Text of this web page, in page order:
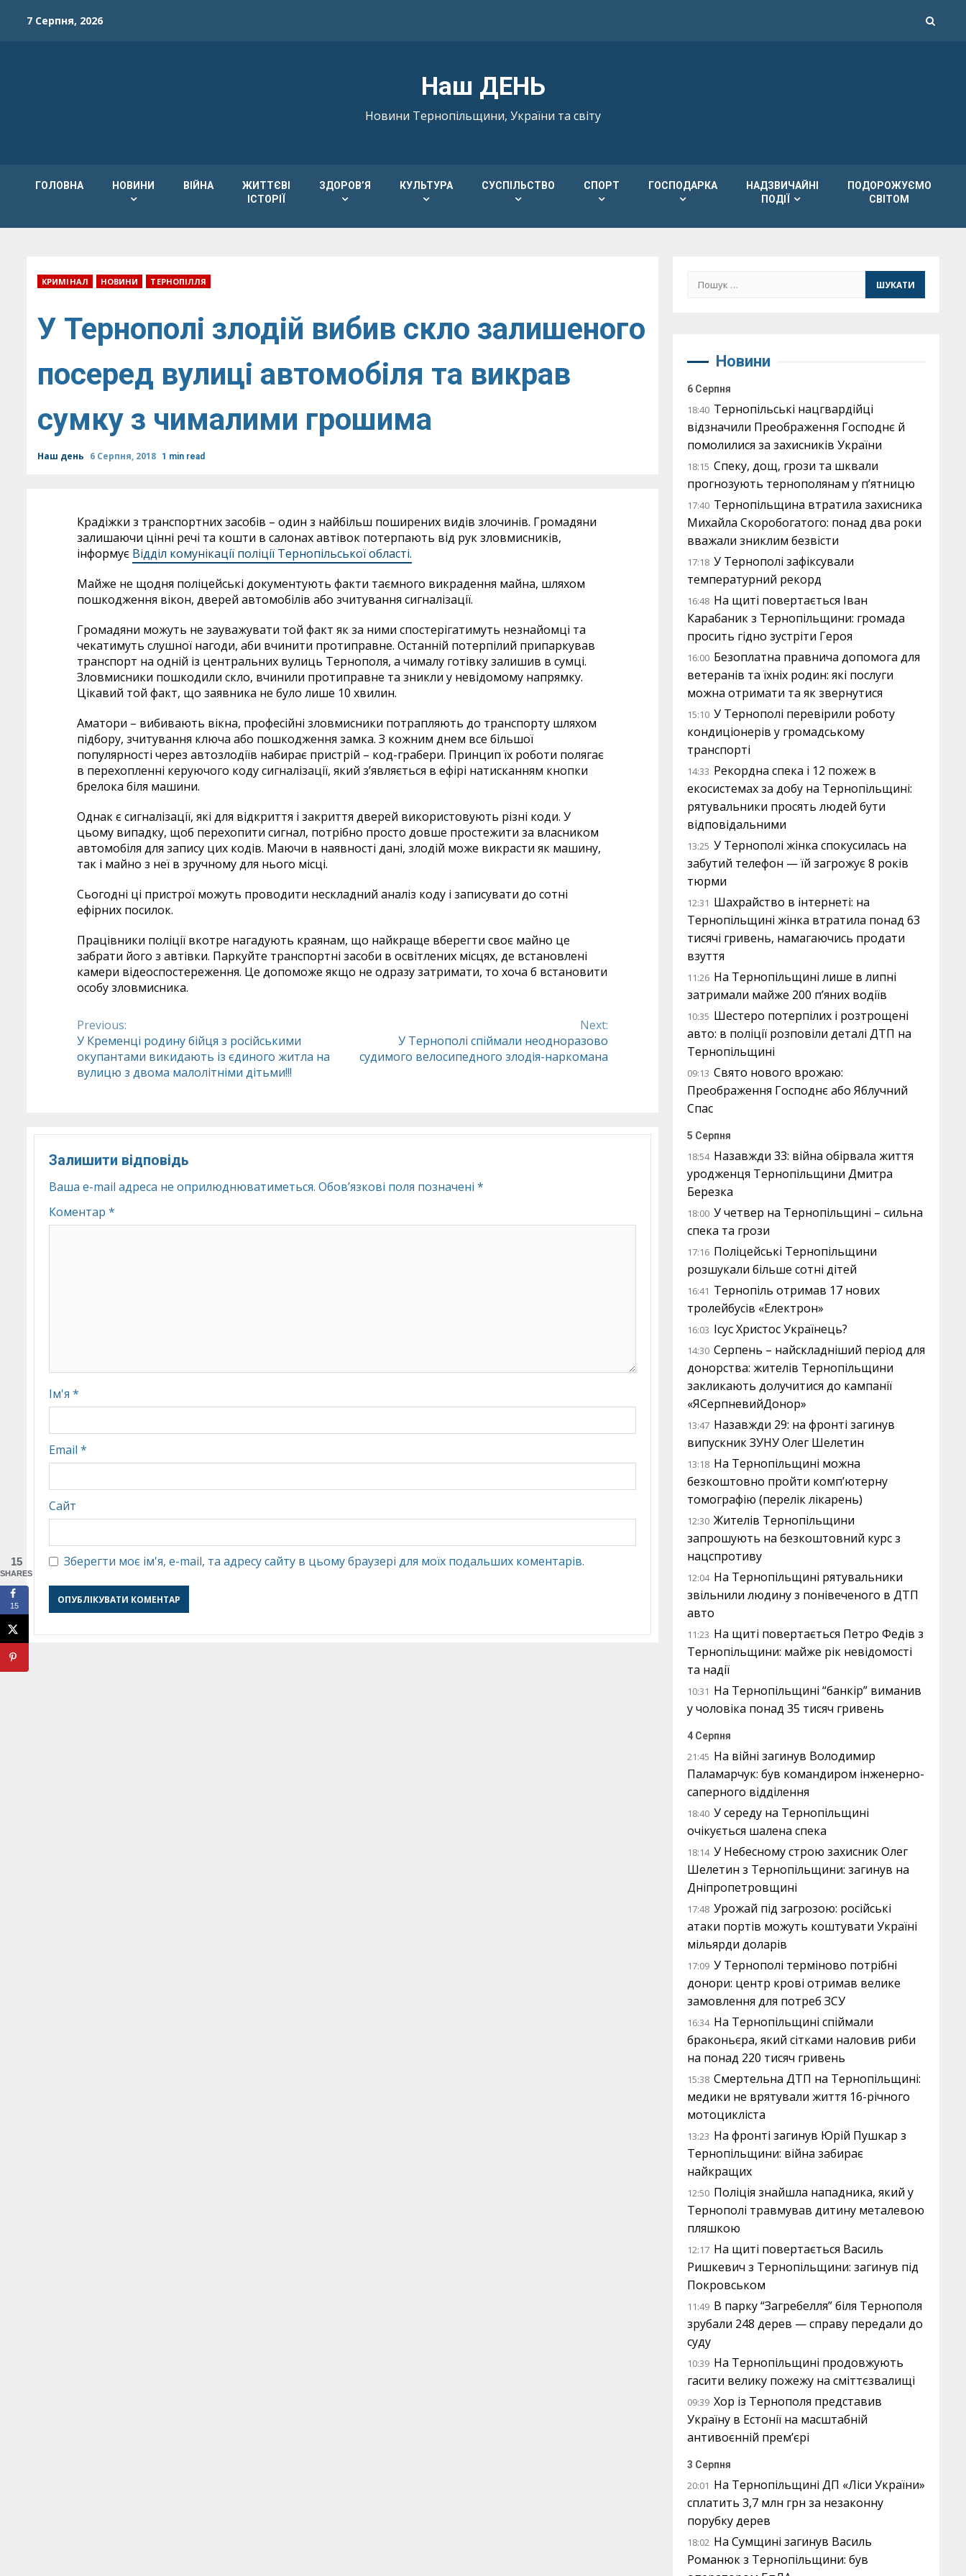
7 Серпня, 2026
Наш ДЕНЬ
Новини Тернопільщини, України та світу
ГОЛОВНА НОВИНИ ВІЙНА
ЖИТТЄВІ
ІСТОРІЇ
ЗДОРОВ’Я КУЛЬТУРА СУСПІЛЬСТВО СПОРТ ГОСПОДАРКА
НАДЗВИЧАЙНІ
ПОДІЇ
ПОДОРОЖУЄМО
СВІТОМ
КРИМІНАЛ НОВИНИ ТЕРНОПІЛЛЯ
У Тернополі злодій вибив скло залишеного
посеред вулиці автомобіля та викрав
сумку з чималими грошима
Наш день 6 Серпня, 2018 1 min read
Крадіжки з транспортних засобів – один з найбільш поширених видів злочинів. Громадяни
залишаючи цінні речі та кошти в салонах автівок потерпають від рук зловмисників,
інформує Відділ комунікації поліції Тернопільської області.
Майже не щодня поліцейські документують факти таємного викрадення майна, шляхом
пошкодження вікон, дверей автомобілів або зчитування сигналізації.
Громадяни можуть не зауважувати той факт як за ними спостерігатимуть незнайомці та
чекатимуть слушної нагоди, аби вчинити протиправне. Останній потерпілий припаркував
транспорт на одній із центральних вулиць Тернополя, а чималу готівку залишив в сумці.
Зловмисники пошкодили скло, вчинили протиправне та зникли у невідомому напрямку.
Цікавий той факт, що заявника не було лише 10 хвилин.
Аматори – вибивають вікна, професійні зловмисники потрапляють до транспорту шляхом
підбору, зчитування ключа або пошкодження замка. З кожним днем все більшої
популярності через автозлодіїв набирає пристрій – код-грабери. Принцип їх роботи полягає
в перехопленні керуючого коду сигналізації, який з’являється в ефірі натисканням кнопки
брелока біля машини.
Однак є сигналізації, які для відкриття і закриття дверей використовують різні коди. У
цьому випадку, щоб перехопити сигнал, потрібно просто довше простежити за власником
автомобіля для запису цих кодів. Маючи в наявності дані, злодій може викрасти як машину,
так і майно з неї в зручному для нього місці.
Сьогодні ці пристрої можуть проводити нескладний аналіз коду і записувати до сотні
ефірних посилок.
Працівники поліції вкотре нагадують краянам, що найкраще вберегти своє майно це
забрати його з автівки. Паркуйте транспортні засоби в освітлених місцях, де встановлені
камери відеоспостереження. Це допоможе якщо не одразу затримати, то хоча б встановити
особу зловмисника.
Continue
Reading
Previous:
У Кременці родину бійця з російськими
окупантами викидають із єдиного житла на
вулицю з двома малолітніми дітьми!!!
Next:
У Тернополі спіймали неодноразово
судимого велосипедного злодія-наркомана
Залишити відповідь
Ваша e-mail адреса не оприлюднюватиметься. Обов’язкові поля позначені *
Коментар *
Ім'я *
Email *
Сайт
Зберегти моє ім'я, e-mail, та адресу сайту в цьому браузері для моїх подальших коментарів.
Пошук:
Новини
6 Серпня
18:40 Тернопільські нацгвардійці
відзначили Преображення Господнє й
помолилися за захисників України
18:15 Спеку, дощ, грози та шквали
прогнозують тернополянам у п’ятницю
17:40 Тернопільщина втратила захисника
Михайла Скоробогатого: понад два роки
вважали зниклим безвісти
17:18 У Тернополі зафіксували
температурний рекорд
16:48 На щиті повертається Іван
Карабаник з Тернопільщини: громада
просить гідно зустріти Героя
16:00 Безоплатна правнича допомога для
ветеранів та їхніх родин: які послуги
можна отримати та як звернутися
15:10 У Тернополі перевірили роботу
кондиціонерів у громадському
транспорті
14:33 Рекордна спека і 12 пожеж в
екосистемах за добу на Тернопільщині:
рятувальники просять людей бути
відповідальними
13:25 У Тернополі жінка спокусилась на
забутий телефон — їй загрожує 8 років
тюрми
12:31 Шахрайство в інтернеті: на
Тернопільщині жінка втратила понад 63
тисячі гривень, намагаючись продати
взуття
11:26 На Тернопільщині лише в липні
затримали майже 200 п’яних водіїв
10:35 Шестеро потерпілих і розтрощені
авто: в поліції розповіли деталі ДТП на
Тернопільщині
09:13 Свято нового врожаю:
Преображення Господнє або Яблучний
Спас
5 Серпня
18:54 Назавжди 33: війна обірвала життя
уродженця Тернопільщини Дмитра
Березка
18:00 У четвер на Тернопільщині – сильна
спека та грози
17:16 Поліцейські Тернопільщини
розшукали більше сотні дітей
16:41 Тернопіль отримав 17 нових
тролейбусів «Електрон»
16:03 Ісус Христос Українець?
14:30 Серпень – найскладніший період для
донорства: жителів Тернопільщини
закликають долучитися до кампанії
«ЯСерпневийДонор»
13:47 Назавжди 29: на фронті загинув
випускник ЗУНУ Олег Шелетин
13:18 На Тернопільщині можна
безкоштовно пройти комп’ютерну
томографію (перелік лікарень)
12:30 Жителів Тернопільщини
запрошують на безкоштовний курс з
нацспротиву
12:04 На Тернопільщині рятувальники
звільнили людину з понівеченого в ДТП
авто
11:23 На щиті повертається Петро Федів з
Тернопільщини: майже рік невідомості
та надії
10:31 На Тернопільщині “банкір” виманив
у чоловіка понад 35 тисяч гривень
4 Серпня
21:45 На війні загинув Володимир
Паламарчук: був командиром інженерно-
саперного відділення
18:40 У середу на Тернопільщині
очікується шалена спека
18:14 У Небесному строю захисник Олег
Шелетин з Тернопільщини: загинув на
Дніпропетровщині
17:48 Урожай під загрозою: російські
атаки портів можуть коштувати Україні
мільярди доларів
17:09 У Тернополі терміново потрібні
донори: центр крові отримав велике
замовлення для потреб ЗСУ
16:34 На Тернопільщині спіймали
браконьєра, який сітками наловив риби
на понад 220 тисяч гривень
15:38 Смертельна ДТП на Тернопільщині:
медики не врятували життя 16-річного
мотоцикліста
13:23 На фронті загинув Юрій Пушкар з
Тернопільщини: війна забирає
найкращих
12:50 Поліція знайшла нападника, який у
Тернополі травмував дитину металевою
пляшкою
12:17 На щиті повертається Василь
Ришкевич з Тернопільщини: загинув під
Покровськом
11:49 В парку “Загребелля” біля Тернополя
зрубали 248 дерев — справу передали до
суду
10:39 На Тернопільщині продовжують
гасити велику пожежу на сміттєзвалищі
09:39 Хор із Тернополя представив
Україну в Естонії на масштабній
антивоєнній прем’єрі
3 Серпня
20:01 На Тернопільщині ДП «Ліси України»
сплатить 3,7 млн грн за незаконну
порубку дерев
18:02 На Сумщині загинув Василь
Романюк з Тернопільщини: був
15
SHARES
15